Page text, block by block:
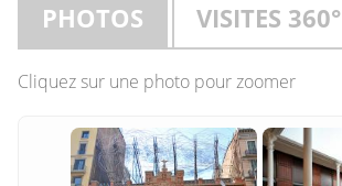
PHOTOS VISITES 360°
Cliquez sur une photo pour zoomer